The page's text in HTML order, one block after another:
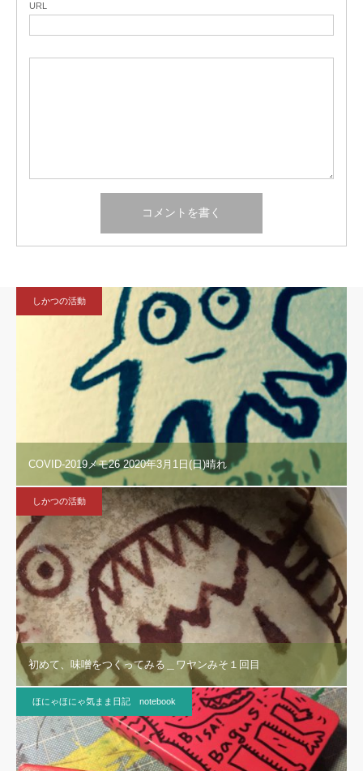
URL
しかつの活動
COVID-2019メモ26 2020年3月1日(日)晴れ
しかつの活動
初めて、味噌をつくってみる＿ワヤンみそ１回目
ほにゃほにゃ気まま日記 notebook